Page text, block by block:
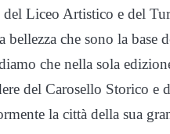
del Liceo Artistico e del
bellezza che sono la
che nella sola
del Carosello Storico
la città della sua